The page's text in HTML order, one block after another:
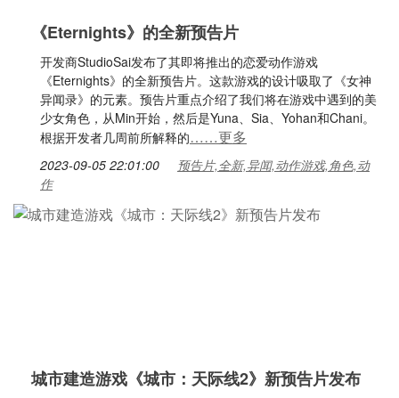
《Eternights》的全新预告片
开发商StudioSai发布了其即将推出的恋爱动作游戏
《Eternights》的全新预告片。这款游戏的设计吸取了《女神
异闻录》的元素。预告片重点介绍了我们将在游戏中遇到的美
少女角色，从Min开始，然后是Yuna、Sia、Yohan和Chani。
根据开发者几周前所解释的……更多
2023-09-05 22:01:00
预告片,全新,异闻,动作游戏,角色,动
作
城市建造游戏《城市：天际线2》新预告片发布